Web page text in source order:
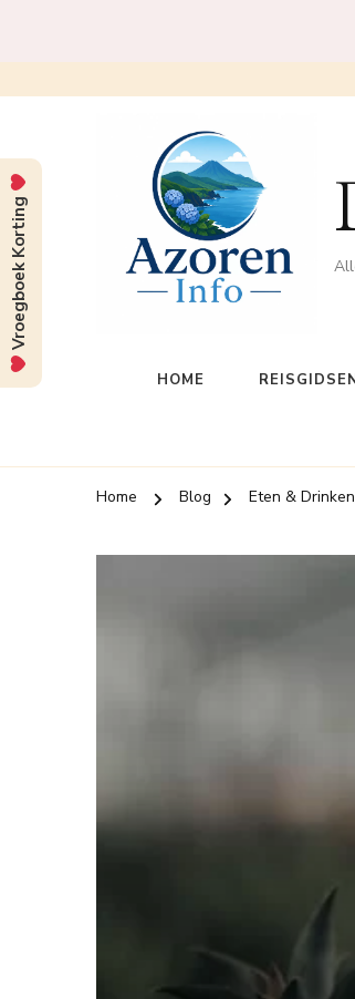
HOME
Home Blog Eten & Drinken
Vroegboek Korting